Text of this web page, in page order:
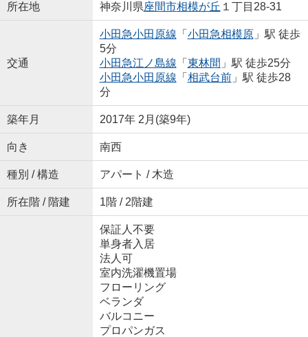
所在地 神奈川県座間市相模が丘 １丁目28-31
交通
小田急小田原線 「 小田急相模原 」駅 徒歩
5分
小田急江ノ島線 「 東林間 」駅 徒歩25分
小田急小田原線 「 相武台前」駅 徒歩28
分
築年月 2017年 2月(築9年)
向き 南西
種別 / 構造 アパート / 木造
所在階 / 階建 1階 / 2階建
保証人不要
単身者入居
法人可
室内洗濯機置場
フローリング
ベランダ
バルコニー
プロパンガス